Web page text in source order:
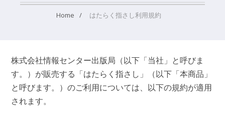
Home はたらく指さし利用規約
株式会社情報センター出版局（以下「当社」と呼びま
す。）が販売する「はたらく指さし」（以下「本商品」
と呼びます。）のご利用については、以下の規約が適用
されます。